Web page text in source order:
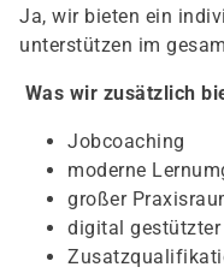
Ja, wir bieten ein
unterstützen im
Was wir zusätzlich
Jobcoaching
moderne
großer
digital gestützter